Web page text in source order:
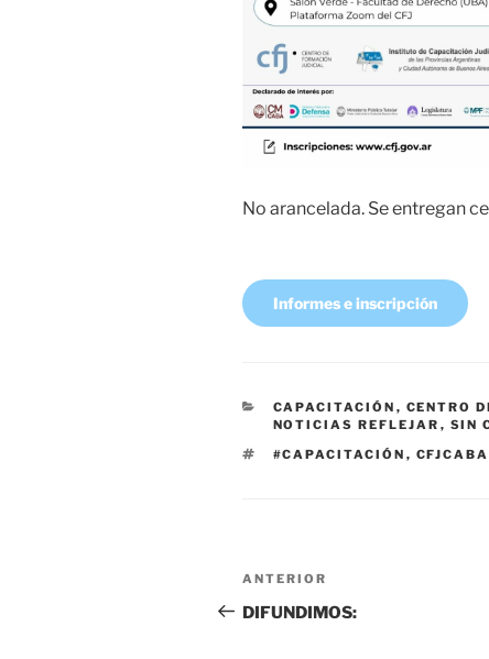
No arancelada. Se entregan
Informes e inscripción
CATEGORÍAS
CAPACITACIÓN , CENTRO
NOTICIAS REFLEJAR , SIN
ETIQUETAS
#CAPACITACIÓN , CFJCABA
Navegación
de
Entrada
anterior
ANTERIOR
DIFUNDIMOS: